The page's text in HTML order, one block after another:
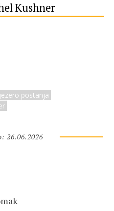
Kushner
jezero postanja
26.06.2026